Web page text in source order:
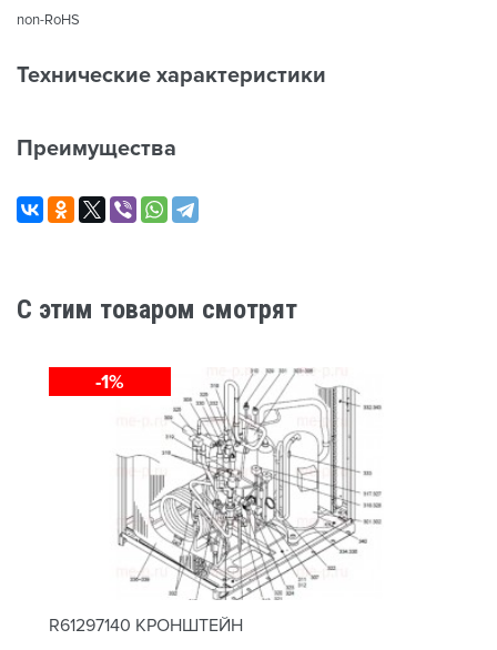
non-RoHS
Технические характеристики
Преимущества
C этим товаром смотрят
-1%
R61297140 КРОНШТЕЙН